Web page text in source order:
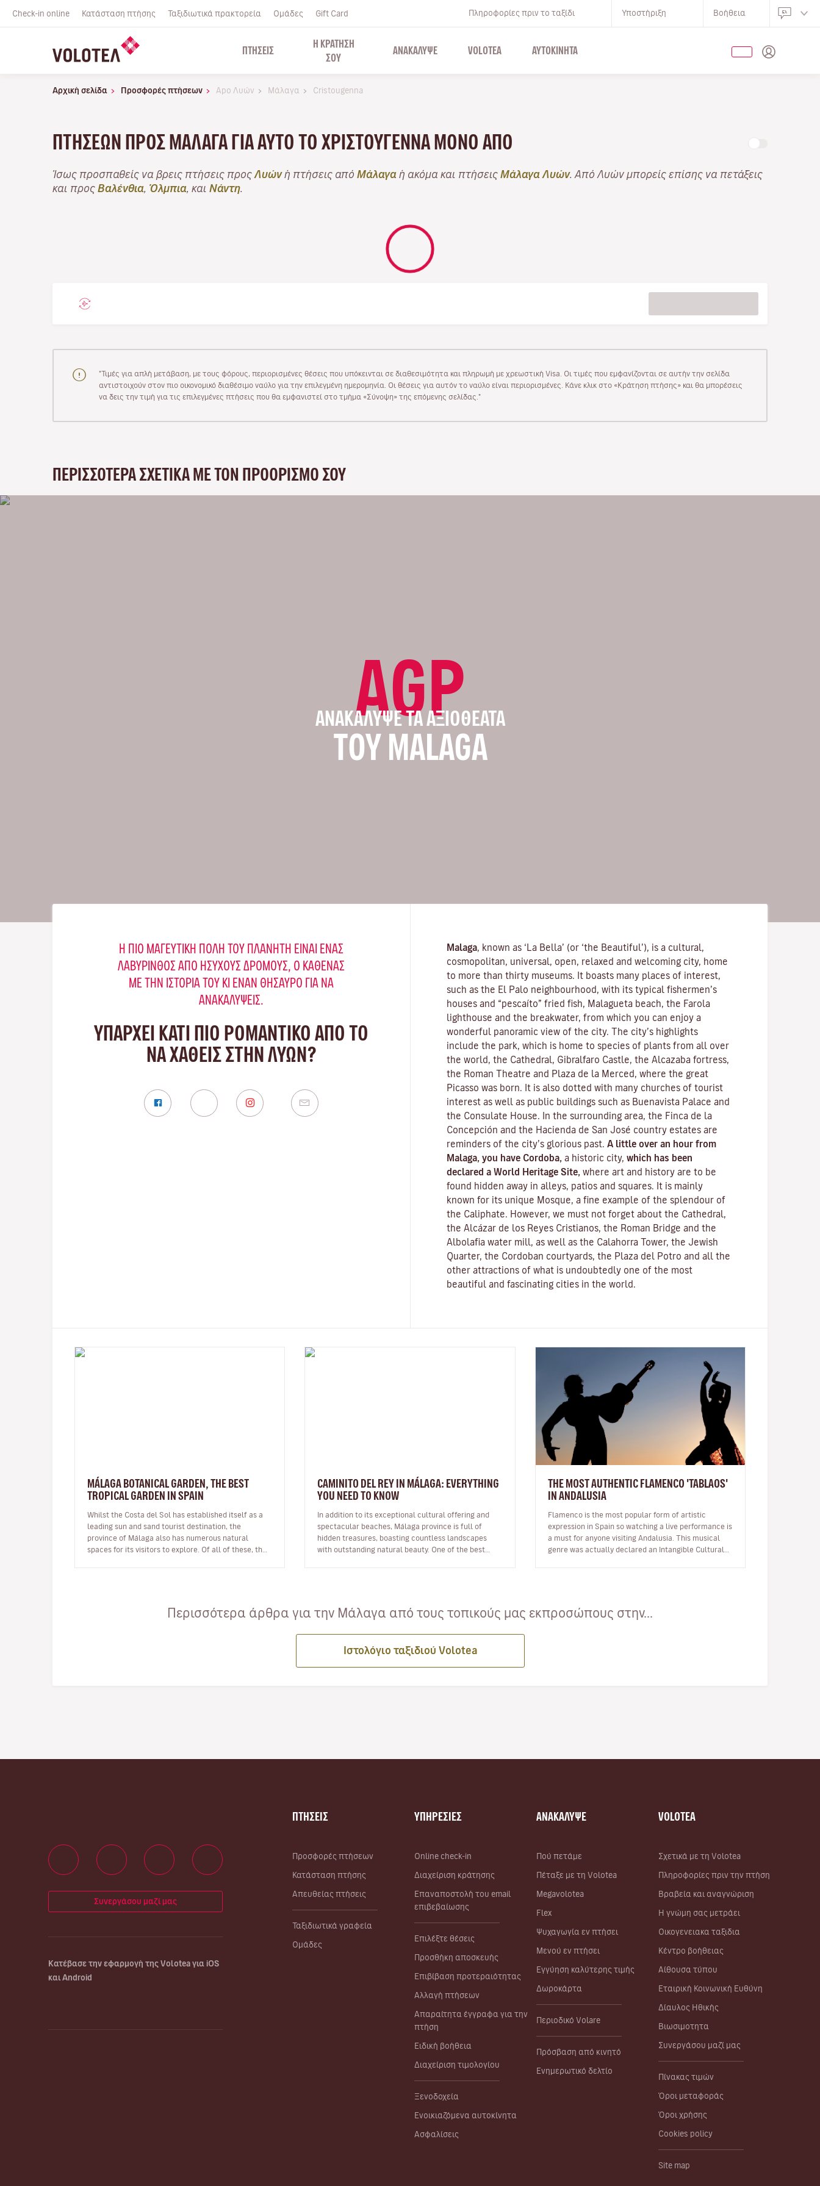
Check-in online Κατάσταση πτήσης Ταξιδιωτικά πρακτορεία Ομάδες Gift Card Πληροφορίες πριν το ταξίδι Υποστήριξη Βοήθεια
ΠΤΉΣΕΙΣ
Η ΚΡΑΤΗΣΗ
ΣΟΥ
ΑΝΑΚΑΛΥΨΕ VOLOTEA ΑΥΤΟΚΊΝΗΤΑ
Αρχική σελίδα Προσφορές πτήσεων Apo Λυών Μάλαγα Cristougenna
ΠΤΉΣΕΩΝ ΠΡΟΣ ΜΆΛΑΓΑ ΓΙΑ ΑΥΤΌ ΤΟ ΧΡΙΣΤΟΎΓΕΝΝΑ ΜΌΝΟ ΑΠΌ
Ίσως προσπαθείς να βρεις πτήσεις προς Λυώνή πτήσεις από Μάλαγα ή ακόμα και πτήσεις Μάλαγα Λυών. Από Λυών μπορείς επίσης να πετάξεις
και προς Βαλένθια Όλμπια , και Νάντη
"Τιμές για απλή μετάβαση, με τους φόρους, περιορισμένες θέσεις που υπόκεινται σε διαθεσιμότητα και πληρωμή με χρεωστική Visa. Οι τιμές που εμφανίζονται σε αυτήν την σελίδα
αντιστοιχούν στον πιο οικονομικό διαθέσιμο ναύλο για την επιλεγμένη ημερομηνία. Οι θέσεις για αυτόν το ναύλο είναι περιορισμένες. Κάνε κλικ στο «Κράτηση πτήσης» και θα μπορέσεις
να δεις την τιμή για τις επιλεγμένες πτήσεις που θα εμφανιστεί στο τμήμα «Σύνοψη» της επόμενης σελίδας."
ΠΕΡΙΣΣΌΤΕΡΑ ΣΧΕΤΙΚΆ ΜΕ ΤΟΝ ΠΡΟΟΡΙΣΜΌ ΣΟΥ
AGP
ΑΝΑΚΆΛΥΨΕ ΤΑ ΑΞΙΟΘΈΑΤΑ
ΤΟΥ MALAGA
Η ΠΙΟ ΜΑΓΕΥΤΙΚΉ ΠΌΛΗ ΤΟΥ ΠΛΑΝΉΤΗ ΕΊΝΑΙ ΈΝΑΣ
ΛΑΒΎΡΙΝΘΟΣ ΑΠΌ ΉΣΥΧΟΥΣ ΔΡΌΜΟΥΣ, Ο ΚΑΘΈΝΑΣ
ΜΕ ΤΗΝ ΙΣΤΟΡΊΑ ΤΟΥ ΚΙ ΈΝΑΝ ΘΗΣΑΥΡΌ ΓΙΑ ΝΑ
ΑΝΑΚΑΛΎΨΕΙΣ.
ΥΠΑΡΧΕΙ ΚΑΤΙ ΠΙΟ ΡΟΜΑΝΤΙΚΟ ΑΠΟ ΤΟ
ΝΑ ΧΑΘΕΙΣ ΣΤΗΝ ΛΥΏΝ?
Malaga , known as ‘La Bella’ (or ‘the Beautiful’), is a cultural,
cosmopolitan, universal, open, relaxed and welcoming city, home
to more than thirty museums. It boasts many places of interest,
such as the El Palo neighbourhood, with its typical fishermen’s
houses and “pescaíto” fried fish, Malagueta beach, the Farola
lighthouse and the breakwater, from which you can enjoy a
wonderful panoramic view of the city. The city’s highlights
include the park, which is home to species of plants from all over
the world, the Cathedral, Gibralfaro Castle, the Alcazaba fortress,
the Roman Theatre and Plaza de la Merced, where the great
Picasso was born. It is also dotted with many churches of tourist
interest as well as public buildings such as Buenavista Palace and
the Consulate House. In the surrounding area, the Finca de la
Concepción and the Hacienda de San José country estates are
reminders of the city’s glorious past. A little over an hour from
Malaga, you have Cordoba, a historic city, which has been
declared a World Heritage Site, where art and history are to be
found hidden away in alleys, patios and squares. It is mainly
known for its unique Mosque , a fine example of the splendour of
the Caliphate. However, we must not forget about the Cathedral,
the Alcázar de los Reyes Cristianos , the Roman Bridge and the
Albolafia water mill
, as well as the Calahorra Tower, the Jewish
Quarter, the Cordoban courtyards, the Plaza del Potro and all the
other attractions of what is undoubtedly one of the most
beautiful and fascinating cities in the world.
MÁLAGA BOTANICAL GARDEN, THE BEST
TROPICAL GARDEN IN SPAIN
Whilst the Costa del Sol has established itself as a
leading sun and sand tourist destination, the
province of Málaga also has numerous natural
spaces for its visitors to explore. Of all of these, the
CAMINITO DEL REY IN MÁLAGA: EVERYTHING
YOU NEED TO KNOW
In addition to its exceptional cultural offering and
spectacular beaches, Málaga province is full of
hidden treasures, boasting countless landscapes
with outstanding natural beauty. One of the best
THE MOST AUTHENTIC FLAMENCO 'TABLAOS'
IN ANDALUSIA
Flamenco is the most popular form of artistic
expression in Spain so watching a live performance is
a must for anyone visiting Andalusia. This musical
genre was actually declared an Intangible Cultural
Περισσότερα άρθρα για την Μάλαγα από τους τοπικούς μας εκπροσώπους στην...
Ιστολόγιο ταξιδιού Volotea
ΠΤΗΣΕΙΣ
Προσφορές πτήσεων
Κατάσταση πτήσης
Απευθείας πτήσεις
Ταξιδιωτικά γραφεία
Ομάδες
ΥΠΗΡΕΣΙΕΣ
Online check-in
Διαχείριση κράτησης
Επαναποστολή του email
επιβεβαίωσης
Επιλέξτε θέσεις
Προσθήκη αποσκευής
Επιβίβαση προτεραιότητας
Αλλαγή πτήσεων
Απαραίτητα έγγραφα για την
πτήση
Ειδική βοήθεια
Διαχείριση τιμολογίου
Ξενοδοχεία
Ενοικιαζόμενα αυτοκίνητα
Ασφαλίσεις
ΑΝΑΚΑΛΥΨΕ
Πού πετάμε
Πέταξε με τη Volotea
Megavolotea
Flex
Ψυχαγωγία εν πτήσει
Μενού εν πτήσει
Εγγύηση καλύτερης τιμής
Δωροκάρτα
Περιοδικό Volare
Πρόσβαση από κινητό
Ενημερωτικό δελτίο
VOLOTEA
Σχετικά με τη Volotea
Πληροφορίες πριν την πτήση
Βραβεία και αναγνώριση
Η γνώμη σας μετράει
Οικογενειακα ταξιδια
Κέντρο βοήθειας
Αίθουσα τύπου
Εταιρική Κοινωνική Ευθύνη
Δίαυλος Ηθικής
Βιωσιμοτητα
Συνεργάσου μαζί μας
Πίνακας τιμών
Όροι μεταφοράς
Όροι χρήσης
Cookies policy
Site map
Συνεργάσου μαζί μας
Κατέβασε την εφαρμογή της Volotea για iOS
και Android